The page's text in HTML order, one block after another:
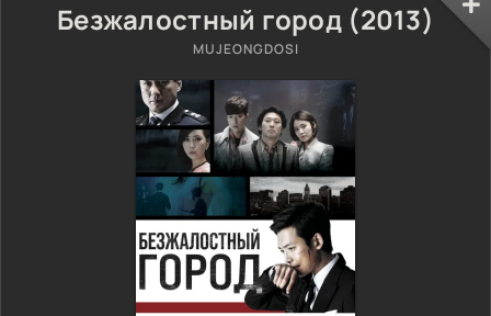
Безжалостный город (2013)
MUJEONGDOSI